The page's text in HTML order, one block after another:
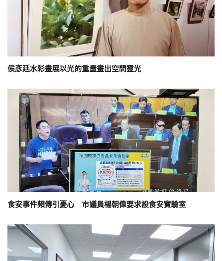
侯彥廷水彩畫展以光的重量畫出空間靈光
食安事件頻傳引憂心 市議員楊朝偉要求設食安實驗室